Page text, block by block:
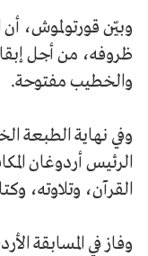
وبيّن قورتولموش،
ظروفه، من أجل
والخطيب مفتوحة.
وفي نهاية الطبعة
الرئيس أردوغان
القرآن، وتلاوته،
وفاز في المسابقة